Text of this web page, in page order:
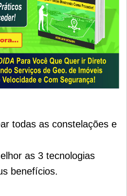
todas as constelações e
as 3 tecnologias
benefícios.